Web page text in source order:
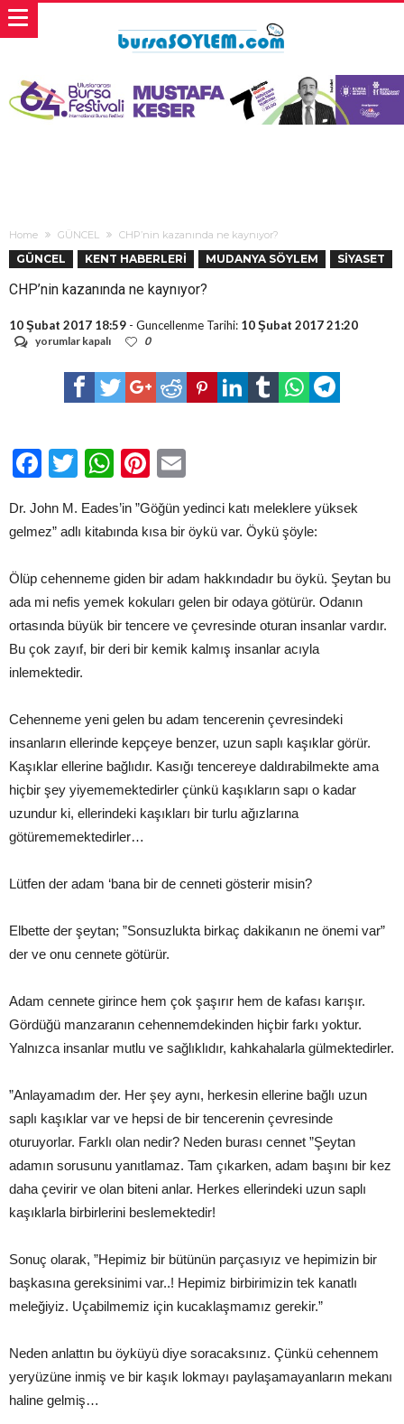
Home GÜNCEL CHP’nin kazanında ne kaynıyor?
GÜNCEL KENT HABERLERİ MUDANYA SÖYLEM SİYASET
CHP’nin kazanında ne kaynıyor?
10 Şubat 2017 18:59 - Guncellenme Tarihi: 10 Şubat 2017 21:20
CHP’nin
kaynıyor?
yorumlar kapalı 0
Facebook
TwitterWhatsApp
Pinterest
Dr. John M. Eades’in ”Göğün yedinci katı meleklere yüksek
gelmez” adlı kitabında kısa bir öykü var. Öykü şöyle:
Ölüp cehenneme giden bir adam hakkındadır bu öykü. Şeytan bu
ada mi nefis yemek kokuları gelen bir odaya götürür. Odanın
ortasında büyük bir tencere ve çevresinde oturan insanlar vardır.
Bu çok zayıf, bir deri bir kemik kalmış insanlar acıyla
inlemektedir.
Cehenneme yeni gelen bu adam tencerenin çevresindeki
insanların ellerinde kepçeye benzer, uzun saplı kaşıklar görür.
Kaşıklar ellerine bağlıdır. Kasığı tencereye daldırabilmekte ama
hiçbir şey yiyememektedirler çünkü kaşıkların sapı o kadar
uzundur ki, ellerindeki kaşıkları bir turlu ağızlarına
götürememektedirler…
Lütfen der adam ‘bana bir de cenneti gösterir misin?
Elbette der şeytan; ”Sonsuzlukta birkaç dakikanın ne önemi var”
der ve onu cennete götürür.
Adam cennete girince hem çok şaşırır hem de kafası karışır.
Gördüğü manzaranın cehennemdekinden hiçbir farkı yoktur.
Yalnızca insanlar mutlu ve sağlıklıdır, kahkahalarla gülmektedirler.
”Anlayamadım der. Her şey aynı, herkesin ellerine bağlı uzun
saplı kaşıklar var ve hepsi de bir tencerenin çevresinde
oturuyorlar. Farklı olan nedir? Neden burası cennet ”Şeytan
adamın sorusunu yanıtlamaz. Tam çıkarken, adam başını bir kez
daha çevirir ve olan biteni anlar. Herkes ellerindeki uzun saplı
kaşıklarla birbirlerini beslemektedir!
Sonuç olarak, ”Hepimiz bir bütünün parçasıyız ve hepimizin bir
başkasına gereksinimi var..! Hepimiz birbirimizin tek kanatlı
meleğiyiz. Uçabilmemiz için kucaklaşmamız gerekir.”
Neden anlattın bu öyküyü diye soracaksınız. Çünkü cehennem
yeryüzüne inmiş ve bir kaşık lokmayı paylaşamayanların mekanı
haline gelmiş…